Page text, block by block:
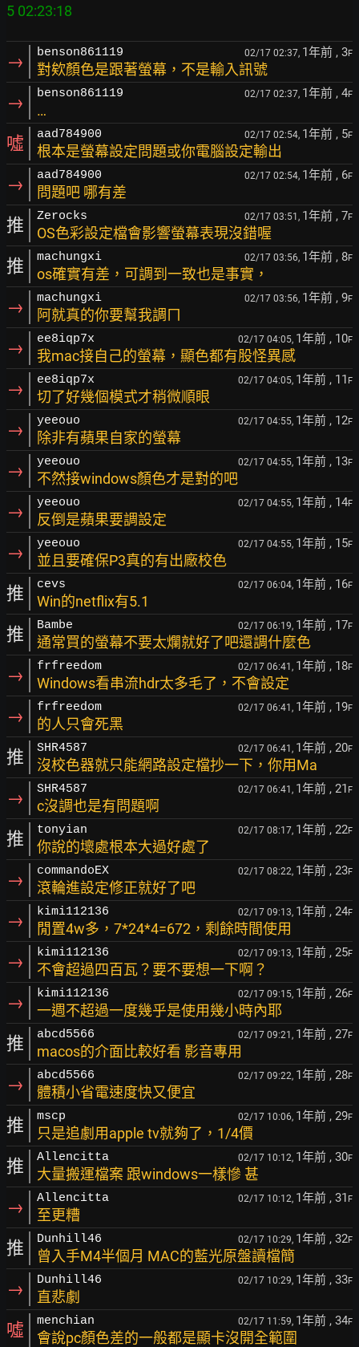
→ benson861119 02/17 02:37, 1年前 , 3F
對欸顏色是跟著螢幕，不是輸入訊號
→ benson861119 02/17 02:37, 1年前 , 4F
…
噓 aad784900 02/17 02:54, 1年前 , 5F
根本是螢幕設定問題或你電腦設定輸出
→ aad784900 02/17 02:54, 1年前 , 6F
問題吧 哪有差
推 Zerocks 02/17 03:51, 1年前 , 7F
OS色彩設定檔會影響螢幕表現沒錯喔
推 machungxi 02/17 03:56, 1年前 , 8F
os確實有差，可調到一致也是事實，
→ machungxi 02/17 03:56, 1年前 , 9F
阿就真的你要幫我調ㄇ
→ ee8iqp7x 02/17 04:05, 1年前 , 10F
我mac接自己的螢幕，顯色都有股怪異感
→ ee8iqp7x 02/17 04:05, 1年前 , 11 F
切了好幾個模式才稍微順眼
→ yeeouo 02/17 04:55, 1年前 , 12F
除非有蘋果自家的螢幕
→ yeeouo 02/17 04:55, 1年前 , 13F
不然接windows顏色才是對的吧
→ yeeouo 02/17 04:55, 1年前 , 14F
反倒是蘋果要調設定
→ yeeouo 02/17 04:55, 1年前 , 15F
並且要確保P3真的有出廠校色
推 cevs 02/17 06:04, 1年前 , 16F
Win的netflix有5.1
推 Bambe 02/17 06:19, 1年前 , 17F
通常買的螢幕不要太爛就好了吧還調什麼色
→ frfreedom 02/17 06:41, 1年前 , 18F
Windows看串流hdr太多毛了，不會設定
→ frfreedom 02/17 06:41, 1年前 , 19F
的人只會死黑
推 SHR4587 02/17 06:41, 1年前 , 20F
沒校色器就只能網路設定檔抄一下，你用Ma
→ SHR4587 02/17 06:41, 1年前 , 21 F
c沒調也是有問題啊
推 tonyian 02/17 08:17, 1年前 , 22F
你說的壞處根本大過好處了
→ commandoEX 02/17 08:22, 1年前 , 23F
滾輪進設定修正就好了吧
→ kimi112136 02/17 09:13, 1年前 , 24F
閒置4w多，7*24*4=672，剩餘時間使用
→ kimi112136 02/17 09:13, 1年前 , 25F
不會超過四百瓦？要不要想一下啊？
→ kimi112136 02/17 09:15, 1年前 , 26F
一週不超過一度幾乎是使用幾小時內耶
推 abcd5566 02/17 09:21, 1年前 , 27F
macos的介面比較好看 影音專用
→ abcd5566 02/17 09:22, 1年前 , 28F
體積小省電速度快又便宜
推 mscp 02/17 10:06, 1年前 , 29F
只是追劇用apple tv就夠了，1/4價
推 Allencitta 02/17 10:12, 1年前 , 30F
大量搬運檔案 跟windows一樣慘 甚
→ Allencitta 02/17 10:12, 1年前 , 31 F
至更糟
推 Dunhill46 02/17 10:29, 1年前 , 32F
曾入手M4半個月 MAC的藍光原盤讀檔簡
→ Dunhill46 02/17 10:29, 1年前 , 33F
直悲劇
噓 menchian 02/17 11:59, 1年前 , 34F
會說pc顏色差的一般都是顯卡沒開全範圍